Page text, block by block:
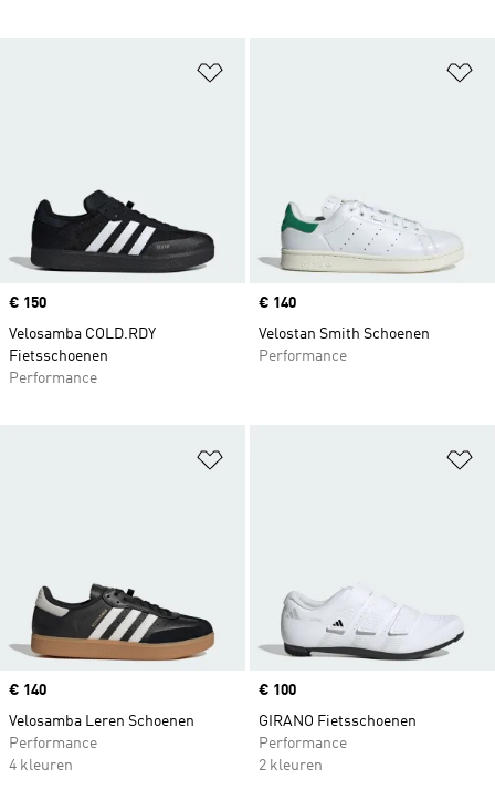
Price
€ 150
Velosamba COLD.RDY
Fietsschoenen
Performance
Price
€ 140
Velostan Smith Schoenen
Performance
Price
€ 140
Velosamba Leren Schoenen
Performance
4 kleuren
Price
€ 100
GIRANO Fietsschoenen
Performance
2 kleuren